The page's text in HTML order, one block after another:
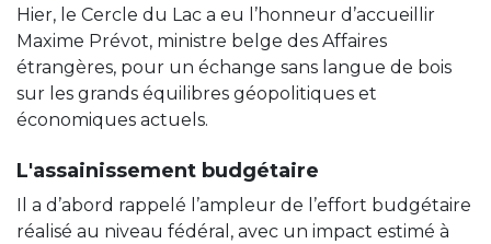
Hier, le Cercle du Lac a eu l’honneur d’accueillir
Maxime Prévot, ministre belge des Affaires
étrangères, pour un échange sans langue de bois
sur les grands équilibres géopolitiques et
économiques actuels.
L'assainissement budgétaire
Il a d’abord rappelé l’ampleur de l’effort budgétaire
réalisé au niveau fédéral, avec un impact estimé à